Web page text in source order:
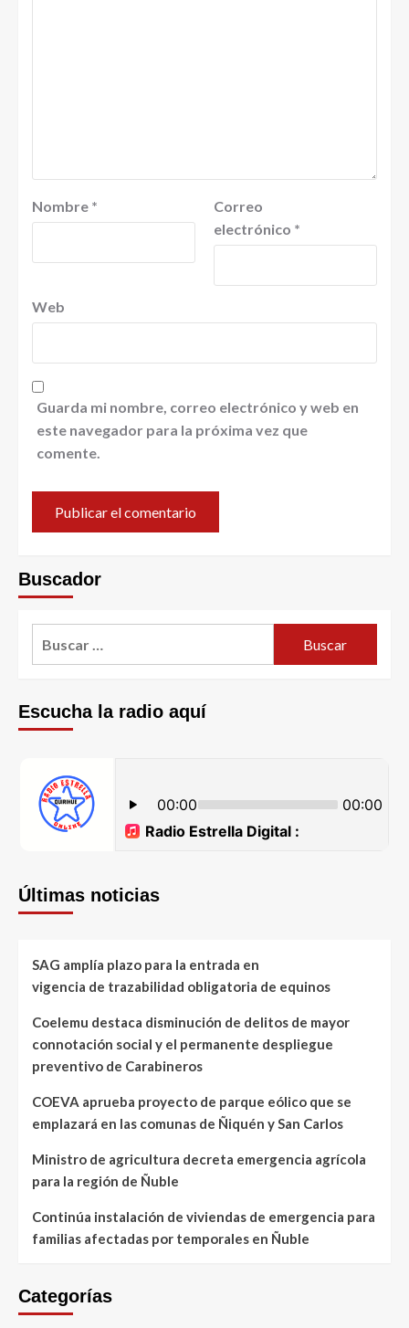
Nombre *
Correo
electrónico *
Web
Guarda mi nombre, correo electrónico y web en
este navegador para la próxima vez que
comente.
Buscador
Escucha la radio aquí
Últimas noticias
SAG amplía plazo para la entrada en
vigencia de trazabilidad obligatoria de equinos
Coelemu destaca disminución de delitos de mayor
connotación social y el permanente despliegue
preventivo de Carabineros
COEVA aprueba proyecto de parque eólico que se
emplazará en las comunas de Ñiquén y San Carlos
Ministro de agricultura decreta emergencia agrícola
para la región de Ñuble
Continúa instalación de viviendas de emergencia para
familias afectadas por temporales en Ñuble
Categorías